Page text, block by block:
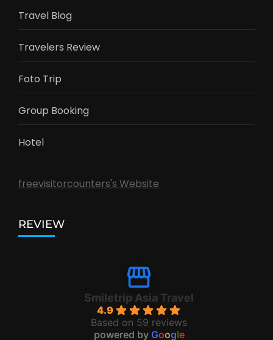
Travel Blog
Travelers Review
Foto Trip
Group Booking
Hotel
freevisitorcounters's Website
REVIEW
Smiletrip Asia Travel
4.9
Based on 59 reviews
powered by Google